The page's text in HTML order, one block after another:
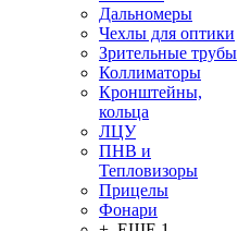
Дальномеры
Чехлы для оптики
Зрительные трубы
Коллиматоры
Кронштейны,
кольца
ЛЦУ
ПНВ и
Тепловизоры
Прицелы
Фонари